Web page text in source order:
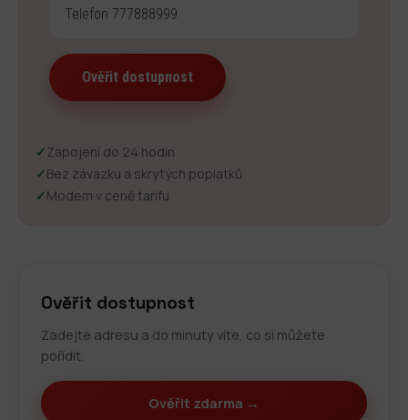
✓Zapojení do 24 hodin
✓Bez závazku a skrytých poplatků
✓Modem v ceně tarifu
Ověřit dostupnost
Zadejte adresu a do minuty víte, co si můžete
pořídit.
Ověřit zdarma →